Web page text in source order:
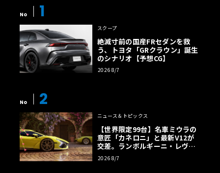
No 1
スクープ
絶滅寸前の国産FRセダンを救
う、トヨタ「GRクラウン」誕生
のシナリオ【予想CG】
2026 8/7
No 2
ニュース＆トピックス
【世界限定99台】名車ミウラの
意匠「カネロニ」と最新V12が
交差。ランボルギーニ・レヴエ
ルトに60周年記念車が登場
2026 8/7